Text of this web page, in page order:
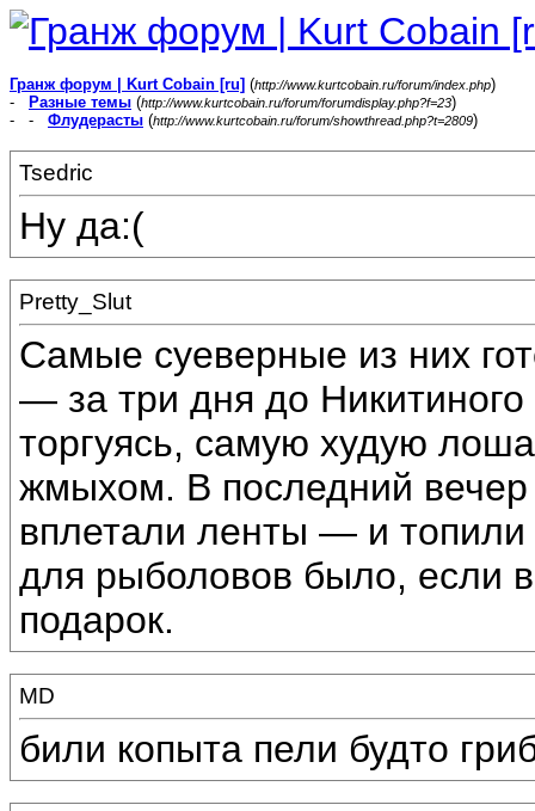
Гранж форум | Kurt Cobain [ru] (http://www.kurtcobain.ru/forum/index.php)
-
Разные темы (http://www.kurtcobain.ru/forum/forumdisplay.php?f=23)
- - Флудерасты (http://www.kurtcobain.ru/forum/showthread.php?t=2809)
Tsedric
Ну да:(
Pretty_Slut
Самые суеверные из них
— за три дня до
торгуясь, самую худую
жмыхом. В последний
вплетали ленты — и
для рыболовов было, если
подарок.
MD
били копыта пели будто